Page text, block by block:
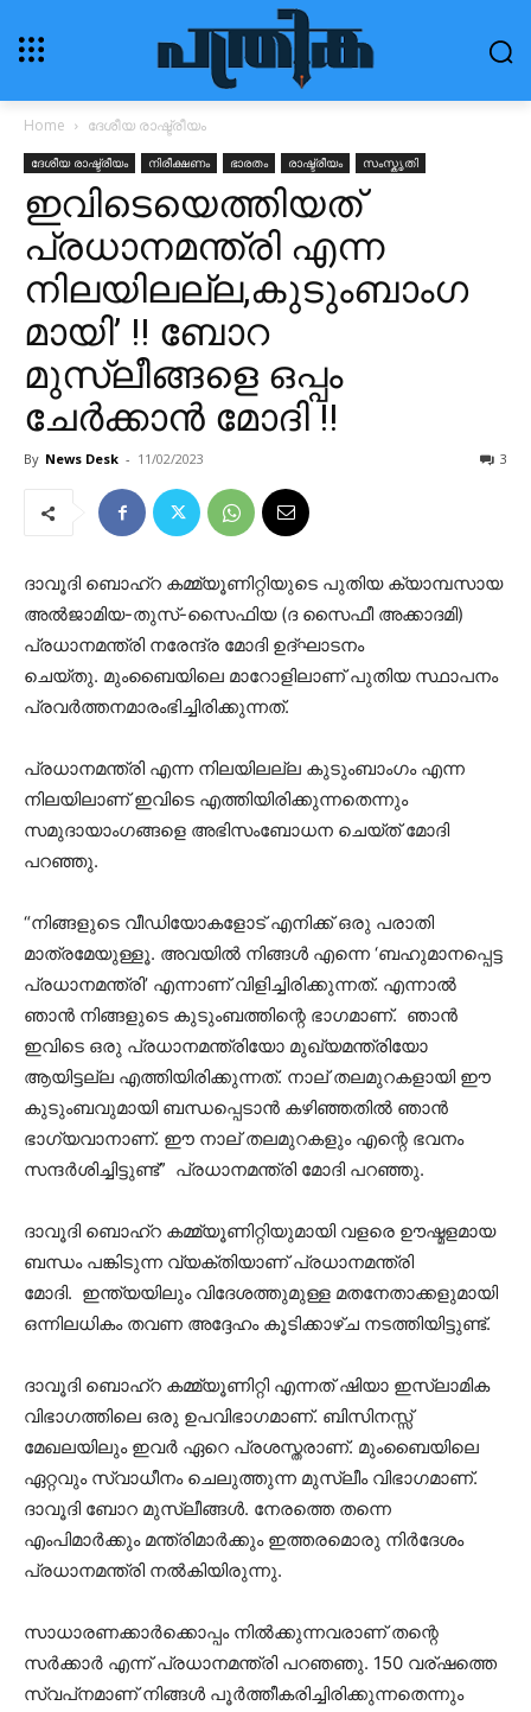
Home ദേശീയ രാഷ്ട്രീയം
ദേശീയ രാഷ്ട്രീയം നിരീക്ഷണം ഭാരതം രാഷ്ട്രീയം സംസ്കൃതി
ഇവിടെയെത്തിയത്
പ്രധാനമന്ത്രി എന്ന
നിലയിലല്ല,കുടുംബാംഗ
മായി’ !! ബോറ
മുസ്ലീങ്ങളെ ഒപ്പം
ചേര്‍ക്കാന്‍ മോദി !!
By News Desk - 11/02/2023 3
ദാവൂദി ബൊഹ്റ കമ്മ്യൂണിറ്റിയുടെ പുതിയ ക്യാമ്പസായ
അല്‍ജാമിയ-തുസ്-സൈഫിയ (ദ സൈഫീ അക്കാദമി)
പ്രധാനമന്ത്രി നരേന്ദ്ര മോദി ഉദ്ഘാടനം
ചെയ്തു. മുംബൈയിലെ മാറോളിലാണ് പുതിയ സ്ഥാപനം
പ്രവര്‍ത്തനമാരംഭിച്ചിരിക്കുന്നത്.
പ്രധാനമന്ത്രി എന്ന നിലയിലല്ല കുടുംബാംഗം എന്ന
നിലയിലാണ് ഇവിടെ എത്തിയിരിക്കുന്നതെന്നും
സമുദായാംഗങ്ങളെ അഭിസംബോധന ചെയ്ത് മോദി
പറഞ്ഞു.
“നിങ്ങളുടെ വീഡിയോകളോട് എനിക്ക് ഒരു പരാതി
മാത്രമേയുള്ളൂ. അവയില്‍ നിങ്ങള്‍ എന്നെ ‘ബഹുമാനപ്പെട്ട
പ്രധാനമന്ത്രി’ എന്നാണ് വിളിച്ചിരിക്കുന്നത്. എന്നാല്‍
ഞാന്‍ നിങ്ങളുടെ കുടുംബത്തിന്റെ ഭാഗമാണ്. ഞാന്‍
ഇവിടെ ഒരു പ്രധാനമന്ത്രിയോ മുഖ്യമന്ത്രിയോ
ആയിട്ടല്ല എത്തിയിരിക്കുന്നത്. നാല് തലമുറകളായി ഈ
കുടുംബവുമായി ബന്ധപ്പെടാന്‍ കഴിഞ്ഞതില്‍ ഞാന്‍
ഭാഗ്യവാനാണ്. ഈ നാല് തലമുറകളും എന്റെ ഭവനം
സന്ദര്‍ശിച്ചിട്ടുണ്ട്” പ്രധാനമന്ത്രി മോദി പറഞ്ഞു.
ദാവൂദി ബൊഹ്റ കമ്മ്യൂണിറ്റിയുമായി വളരെ ഊഷ്മളമായ
ബന്ധം പങ്കിടുന്ന വ്യക്തിയാണ് പ്രധാനമന്ത്രി
മോദി. ഇന്ത്യയിലും വിദേശത്തുമുള്ള മതനേതാക്കളുമായി
ഒന്നിലധികം തവണ അദ്ദേഹം കൂടിക്കാഴ്ച നടത്തിയിട്ടുണ്ട്.
ദാവൂദി ബൊഹ്റ കമ്മ്യൂണിറ്റി എന്നത് ഷിയാ ഇസ്ലാമിക
വിഭാഗത്തിലെ ഒരു ഉപവിഭാഗമാണ്. ബിസിനസ്സ്
മേഖലയിലും ഇവര്‍ ഏറെ പ്രശസ്തരാണ്. മുംബൈയിലെ
ഏറ്റവും സ്വാധീനം ചെലുത്തുന്ന മുസ്ലീം വിഭാഗമാണ്.
ദാവൂദി ബോറ മുസ്ലീങ്ങള്‍. നേരത്തെ തന്നെ
എംപിമാര്‍ക്കും മന്ത്രിമാര്‍ക്കും ഇത്തരമൊരു നിര്‍ദേശം
പ്രധാനമന്ത്രി നല്‍കിയിരുന്നു.
സാധാരണക്കാര്‍ക്കൊപ്പം നില്‍ക്കുന്നവരാണ് തന്റെ
സര്‍ക്കാര്‍ എന്ന് പ്രധാനമന്ത്രി പറഞഞു. 150 വര്ഷത്തെ
സ്വപ്‌നമാണ് നിങ്ങള്‍ പൂര്‍ത്തീകരിച്ചിരിക്കുന്നതെന്നും